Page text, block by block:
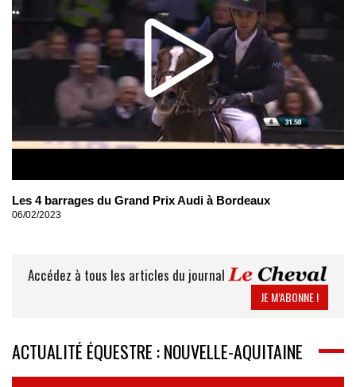
Les 4 barrages du Grand Prix Audi à Bordeaux
06/02/2023
Accédez à tous les articles du journal
JE M’ABONNE !
ACTUALITÉ ÉQUESTRE : NOUVELLE-AQUITAINE